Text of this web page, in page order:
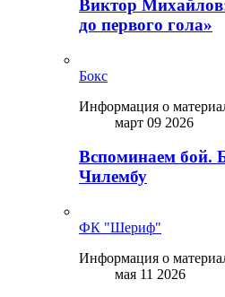
Виктор
до первого гола»
Бокс
Информация о
март 09 2026
Вспоминаем бой.
Чилембу
ФК "Шериф"
Информация о
мая 11 2026